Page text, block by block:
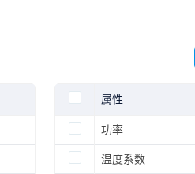
属性
功率
温度系数